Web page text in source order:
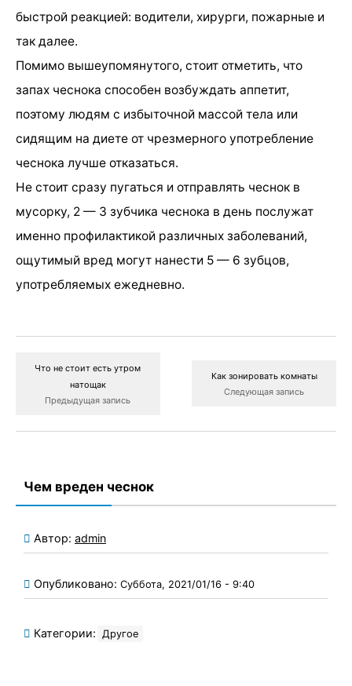
быстрой реакцией: водители, хирурги, пожарные и
так далее.
Помимо вышеупомянутого, стоит отметить, что
запах чеснока способен возбуждать аппетит,
поэтому людям с избыточной массой тела или
сидящим на диете от чрезмерного употребление
чеснока лучше отказаться.
Не стоит сразу пугаться и отправлять чеснок в
мусорку, 2 — 3 зубчика чеснока в день послужат
именно профилактикой различных заболеваний,
ощутимый вред могут нанести 5 — 6 зубцов,
употребляемых ежедневно.
Что не стоит есть утром
натощак
Предыдущая запись
Как зонировать комнаты
Следующая запись
Чем вреден чеснок
Автор: admin
Опубликовано: Суббота, 2021/01/16 - 9:40
Категории: Другое